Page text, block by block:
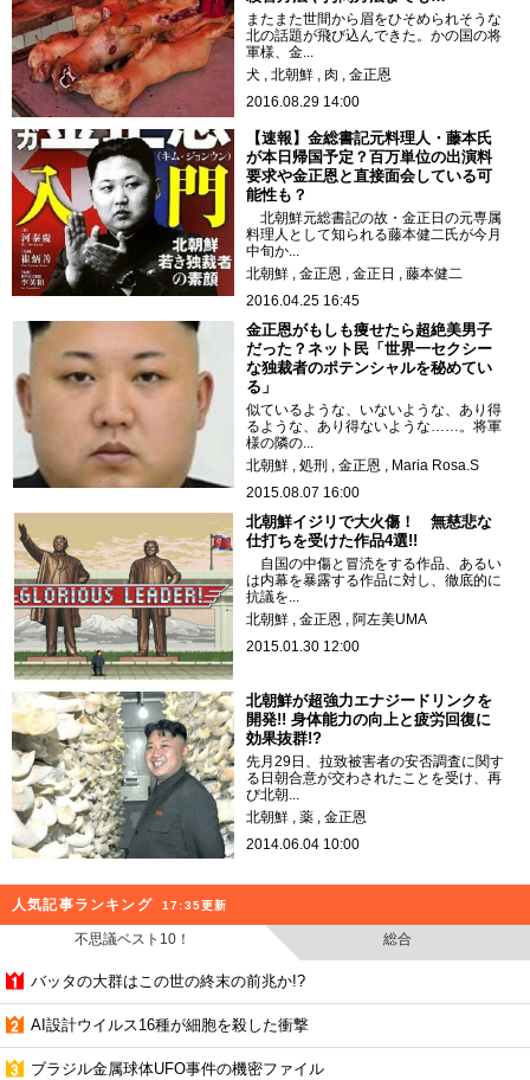
またまた世間から眉をひそめられそうな
北の話題が飛び込んできた。かの国の将
軍様、金...
犬
北朝鮮 肉
金正恩
2016.08.29 14:00
【速報】金総書記元料理人・藤本氏
が本日帰国予定？百万単位の出演料
要求や金正恩と直接面会している可
能性も？
北朝鮮元総書記の故・金正日の元専属
料理人として知られる藤本健二氏が今月
中旬か...
北朝鮮
金正恩 金正日
藤本健二
2016.04.25 16:45
金正恩がもしも痩せたら超絶美男子
だった？ネット民「世界一セクシー
な独裁者のポテンシャルを秘めてい
る」
似ているような、いないような、あり得
るような、あり得ないような……。将軍
様の隣の...
北朝鮮
処刑 金正恩
Maria Rosa.S
2015.08.07 16:00
北朝鮮イジリで大火傷！ 無慈悲な
仕打ちを受けた作品4選!!
自国の中傷と冒涜をする作品、あるい
は内幕を暴露する作品に対し、徹底的に
抗議を...
北朝鮮
金正恩
阿左美UMA
2015.01.30 12:00
北朝鮮が超強力エナジードリンクを
開発!! 身体能力の向上と疲労回復に
効果抜群!?
先月29日、拉致被害者の安否調査に関す
る日朝合意が交わされたことを受け、再
び北朝...
北朝鮮
薬
金正恩
2014.06.04 10:00
人気記事ランキング 17:35更新
不思議ベスト10！ 総合
バッタの大群はこの世の終末の前兆か!?
AI設計ウイルス16種が細胞を殺した衝撃
ブラジル金属球体UFO事件の機密ファイル